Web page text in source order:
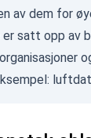
av dem for
satt opp av